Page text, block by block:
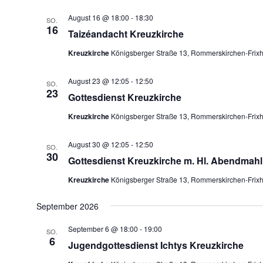
SO.
16 Taizéandacht Kreuzkirche
August 16 @ 18:00 - 18:30
Kreuzkirche Königsberger Straße 13, Rommerskirchen-
SO.
23 Gottesdienst Kreuzkirche
August 23 @ 12:05 - 12:50
Kreuzkirche Königsberger Straße 13, Rommerskirchen-
SO.
30 Gottesdienst Kreuzkirche m. Hl. Abendmahl
August 30 @ 12:05 - 12:50
Kreuzkirche Königsberger Straße 13, Rommerskirchen-
September 2026
SO.
6 Jugendgottesdienst Ichtys Kreuzkirche
September 6 @ 18:00 - 19:00